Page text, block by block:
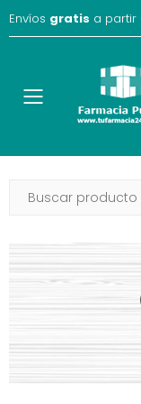
Envíos gratis a partir
Toggle